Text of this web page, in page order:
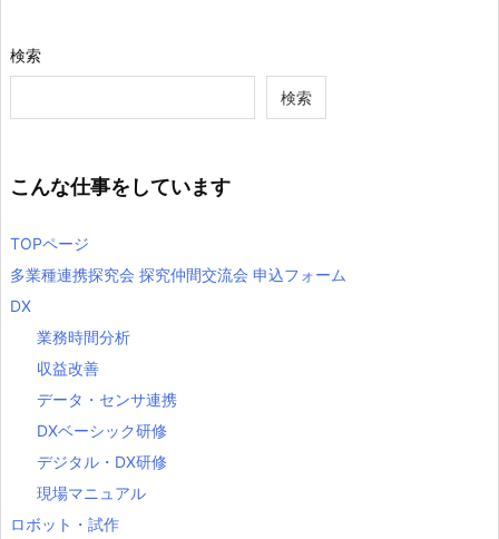
検索
検索
こんな仕事をしています
TOPページ
多業種連携探究会 探究仲間交流会 申込フォーム
DX
業務時間分析
収益改善
データ・センサ連携
DXベーシック研修
デジタル・DX研修
現場マニュアル
ロボット・試作